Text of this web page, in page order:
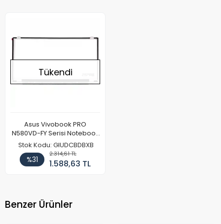
Tükendi
Asus Vivobook PRO
N580VD-FY Serisi Notebook
Ekran Paneli (IPS)
Stok Kodu: GIUDCBDBXB
%31
2.314,61 TL
1.588,63 TL
Benzer Ürünler